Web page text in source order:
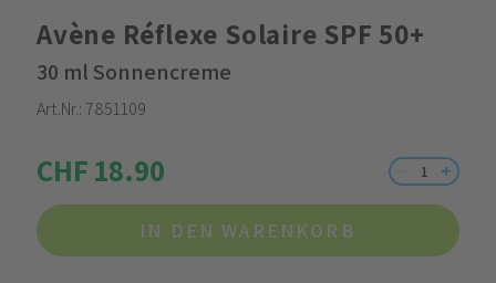
Avène Réflexe Solaire SPF 50+
30 ml Sonnencreme
Art.Nr.: 7851109
CHF 18.90
IN DEN WARENKORB